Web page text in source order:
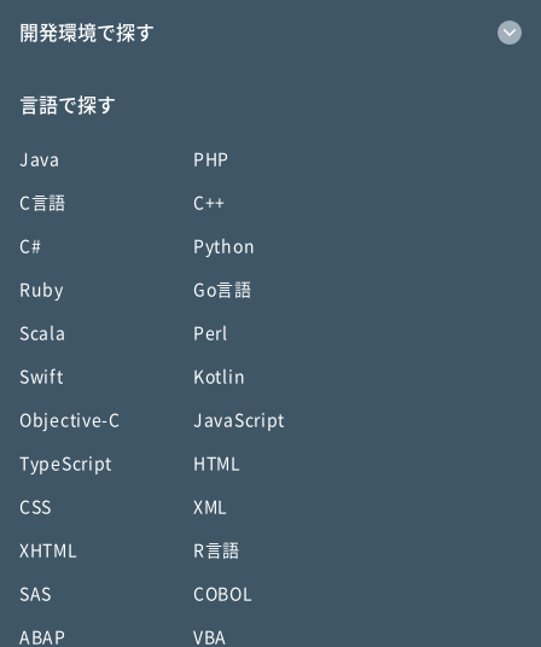
開発環境で探す
言語で探す
Java PHP
C言語 C++
C# Python
Ruby Go言語
Scala Perl
Swift Kotlin
Objective-C JavaScript
TypeScript HTML
CSS XML
XHTML R言語
SAS COBOL
ABAP VBA